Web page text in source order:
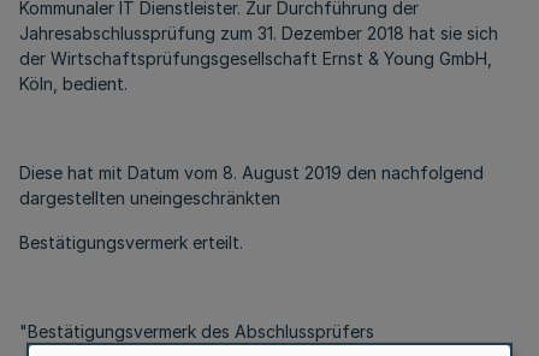
Kommunaler IT Dienstleister. Zur Durchführung der
Jahresabschlussprüfung zum 31. Dezember 2018 hat sie sich
der Wirtschaftsprüfungsgesellschaft Ernst & Young GmbH,
Köln, bedient.
Diese hat mit Datum vom 8. August 2019 den nachfolgend
dargestellten uneingeschränkten
Bestätigungsvermerk erteilt.
"Bestätigungsvermerk des Abschlussprüfers